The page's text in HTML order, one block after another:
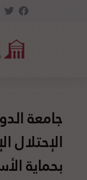
جامعة
الإحتلال
بحماية